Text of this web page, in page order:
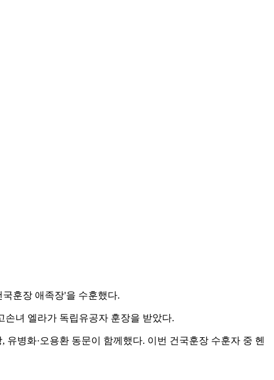
훈장 애족장'을 수훈했다.
손녀 엘라가 독립유공자 훈장을 받았다.
병화·오용환 동문이 함께했다. 이번 건국훈장 수훈자 중 헨